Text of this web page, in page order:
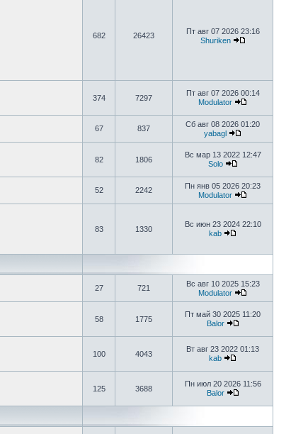
682 26423
Пт авг 07 2026 23:16
Shuriken
374 7297
Пт авг 07 2026 00:14
Modulator
67 837
Сб авг 08 2026 01:20
yabagl
82 1806
Вс мар 13 2022 12:47
Solo
52 2242
Пн янв 05 2026 20:23
Modulator
83 1330
Вс июн 23 2024 22:10
kab
27 721
Вс авг 10 2025 15:23
Modulator
58 1775
Пт май 30 2025 11:20
Balor
100 4043
Вт авг 23 2022 01:13
kab
125 3688
Пн июл 20 2026 11:56
Balor